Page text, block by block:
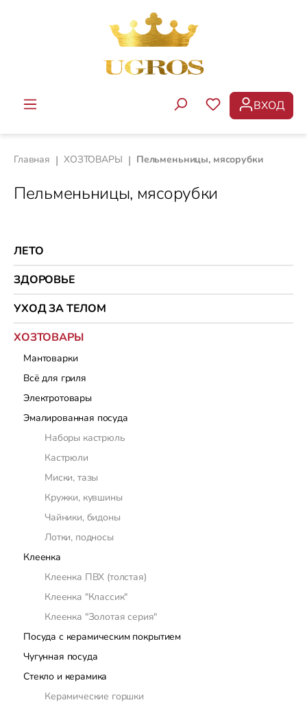
Перейти к основному содержанию
У ВАС ЕСТЬ
ВХОД
Главная | ХОЗТОВАРЫ | Пельменьницы, мясорубки
Пельменьницы, мясорубки
ЛЕТО
ЗДОРОВЬЕ
УХОД ЗА ТЕЛОМ
ХОЗТОВАРЫ
Мантоварки
Всё для гриля
Электротовары
Эмалированная посуда
Наборы кастрюль
Кастрюли
Миски, тазы
Кружки, кувшины
Чайники, бидоны
Лотки, подносы
Клеенка
Клеенка ПВХ (толстая)
Клеенка "Классик"
Клеенка "Золотая серия"
Посуда с керамическим покрытием
Чугунная посуда
Стекло и керамика
Керамические горшки